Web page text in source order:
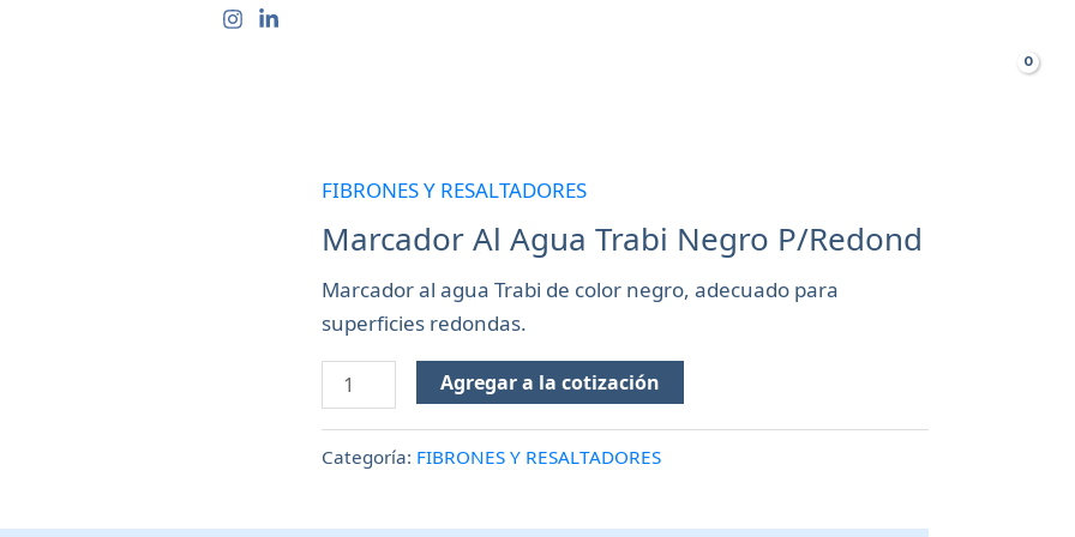
FIBRONES Y RESALTADORES
Marcador Al Agua Trabi Negro P/Redond
Marcador al agua Trabi de color negro, adecuado para
superficies redondas.
Marcador
Al
Trabi
Negro
P/Redond
cantidad
Agregar a la cotización
Categoría: FIBRONES Y RESALTADORES